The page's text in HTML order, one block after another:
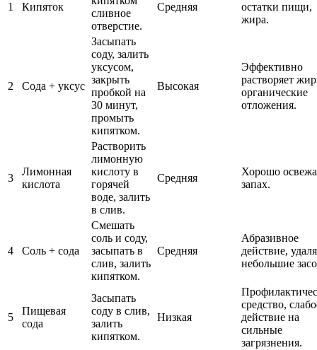
1 Кипяток
сливное
отверстие.
Средняя
остатки пищи,
жира.
2 Сода + уксус
Засыпать
соду, залить
уксусом,
закрыть
пробкой на
30 минут,
промыть
кипятком.
Высокая
Эффективно
растворяет
органические
отложения.
3
Лимонная
кислота
Растворить
лимонную
кислоту в
горячей
воде, залить
в слив.
Средняя
Хорошо
запах.
4 Соль + сода
Смешать
соль и соду,
засыпать в
слив, залить
кипятком.
Средняя
Абразивное
действие,
небольшие
5
Пищевая
сода
Засыпать
соду в слив,
залить
кипятком.
Низкая
средство,
действие на
сильные
загрязнения.